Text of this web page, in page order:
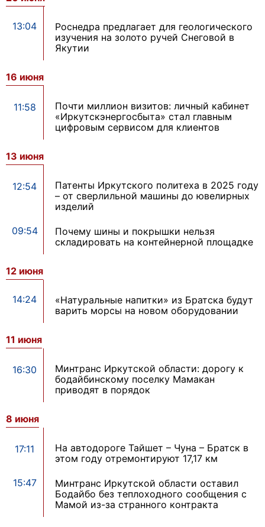
13:04
Роснедра предлагает для геологического
изучения на золото ручей Снеговой в
Якутии
16 июня
11:58
Почти миллион визитов: личный кабинет
«Иркутскэнергосбыта» стал главным
цифровым сервисом для клиентов
13 июня
12:54
Патенты Иркутского политеха в 2025 году
– от сверлильной машины до ювелирных
изделий
09:54
Почему шины и покрышки нельзя
складировать на контейнерной площадке
12 июня
14:24
«Натуральные напитки» из Братска будут
варить морсы на новом оборудовании
11 июня
16:30
Минтранс Иркутской области: дорогу к
бодайбинскому поселку Мамакан
приводят в порядок
8 июня
17:11
На автодороге Тайшет – Чуна – Братск в
этом году отремонтируют 17,17 км
15:47
Минтранс Иркутской области оставил
Бодайбо без теплоходного сообщения с
Мамой из-за странного контракта